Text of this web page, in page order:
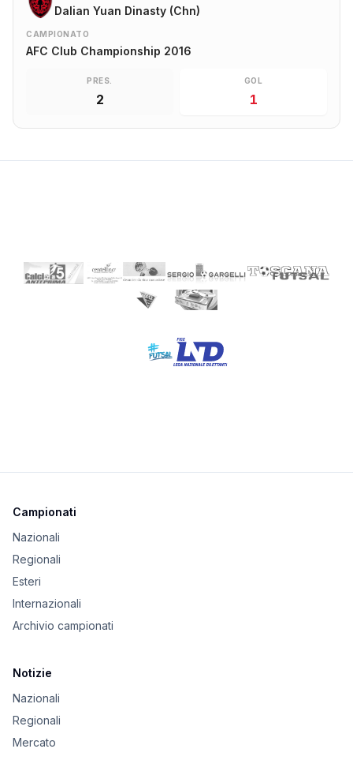
Dalian Yuan Dinasty (Chn)
CAMPIONATO
AFC Club Championship 2016
PRES.
2
GOL
1
Campionati
Nazionali
Regionali
Esteri
Internazionali
Archivio campionati
Notizie
Nazionali
Regionali
Mercato